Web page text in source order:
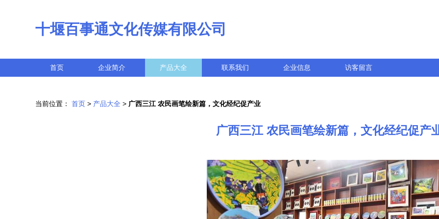
十堰百事通文化传媒有限公司
首页 企业简介 产品大全 联系我们 企业信息 访客留言
当前位置： 首页 > 产品大全 > 广西三江 农民画笔绘新篇，文化经纪促产业
广西三江 农民画笔绘新篇，文化经纪促产